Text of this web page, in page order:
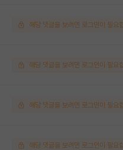
해당 댓글을 보려면 로그인이 필요
해당 댓글을 보려면 로그인이 필요
해당 댓글을 보려면 로그인이 필요
해당 댓글을 보려면 로그인이 필요